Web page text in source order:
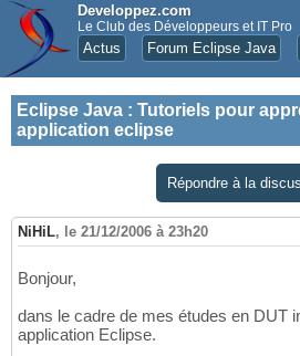
Developpez.com
Le Club des Développeurs et IT Pro
Actus Forum Eclipse Java
Eclipse Java : Tutoriels pour
application eclipse
Répondre à la
NiHiL, le 21/12/2006 à 23h20
Bonjour,
dans le cadre de mes études en DUT
application Eclipse.